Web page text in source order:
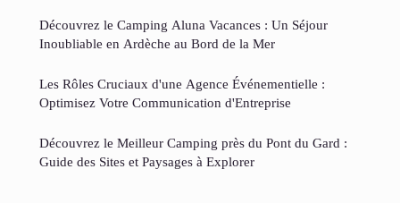
Découvrez le Camping Aluna Vacances : Un Séjour
Inoubliable en Ardèche au Bord de la Mer
Les Rôles Cruciaux d'une Agence Événementielle :
Optimisez Votre Communication d'Entreprise
Découvrez le Meilleur Camping près du Pont du Gard :
Guide des Sites et Paysages à Explorer